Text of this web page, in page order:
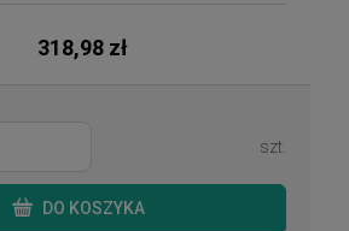
318,98 zł
szt.
DO KOSZYKA